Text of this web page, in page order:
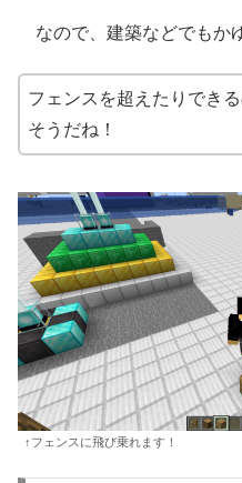
なので、建築などでもか
フェンスを超えたりでき
そうだね！
↑フェンスに飛び乗れます！